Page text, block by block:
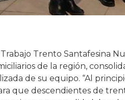
Trabajo Trento Santafesina
de la región,
de su equipo. “Al
que descendientes de